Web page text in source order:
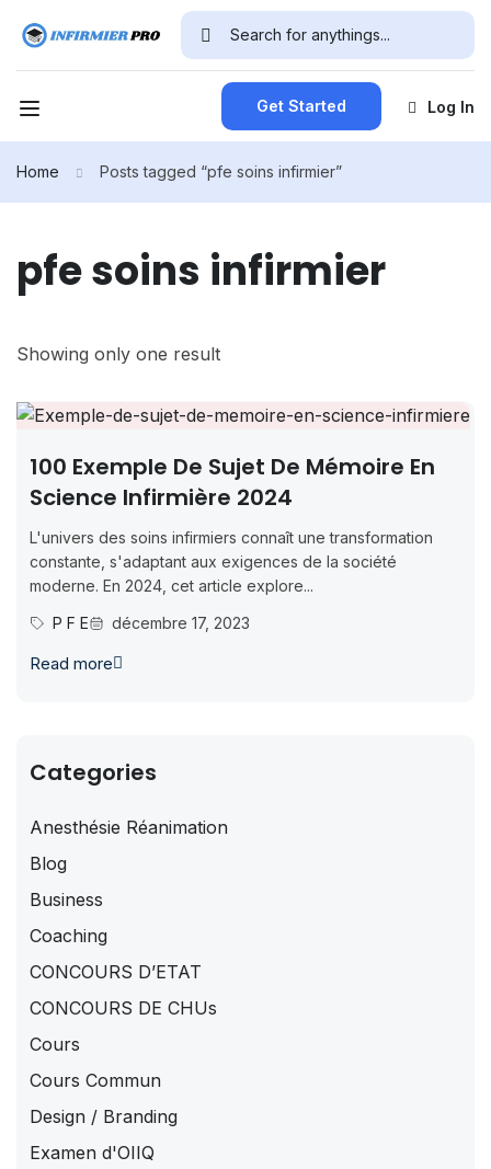
Get Started Log In
Home Posts tagged “pfe soins infirmier”
pfe soins infirmier
Showing only one result
100 Exemple De Sujet De Mémoire En
Science Infirmière 2024
L'univers des soins infirmiers connaît une transformation
constante, s'adaptant aux exigences de la société
moderne. En 2024, cet article explore...
P F E
décembre 17, 2023
Read more
Categories
Anesthésie Réanimation
Blog
Business
Coaching
CONCOURS D’ETAT
CONCOURS DE CHUs
Cours
Cours Commun
Design / Branding
Examen d'OIIQ